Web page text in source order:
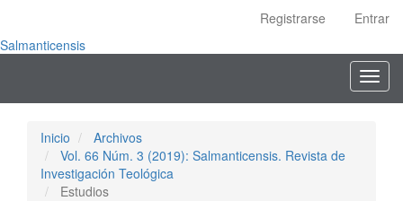
Contenido
Registrarse
Entrar
Salmanticensis
Inicio
Archivos
Vol. 66 Núm. 3 (2019): Salmanticensis. Revista de
Investigación Teológica
Estudios